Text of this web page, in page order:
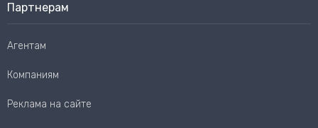
Партнерам
Агентам
Компаниям
Реклама на сайте